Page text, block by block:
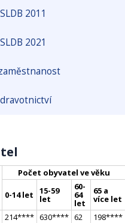
SLDB 2011
SLDB 2021
Počet obyvatel ve věku
0-14 let 15-59
let
60-
64
let
65 a
více let
214**** 630**** 62 198****